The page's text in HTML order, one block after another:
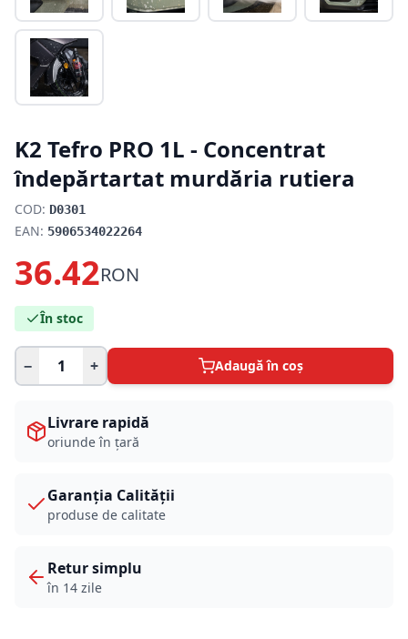
K2 Tefro PRO 1L - Concentrat
îndepărtartat murdăria rutiera
COD: D0301
EAN: 5906534022264
36.42RON
În stoc
− + Adaugă în coș
Livrare rapidă
oriunde în țară
Garanția Calității
produse de calitate
Retur simplu
în 14 zile